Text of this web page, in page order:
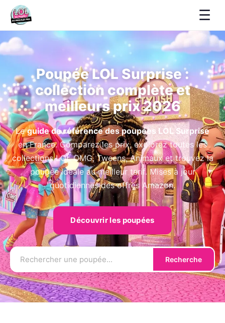
☰
Poupée LOL Surprise :
collection complète et
meilleurs prix 2026
Leguide de référence des poupées LOL Surprise
en France. Comparez les prix, explorez toutes les
collections LOL OMG, Tweens, Animaux et trouvez la
poupée idéale au meilleur tarif. Mises à jour
quotidiennes des offres Amazon.
Découvrir les poupées
Recherche